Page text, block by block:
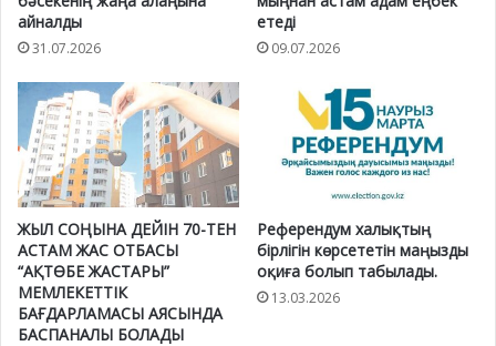
айналды
31.07.2026
етеді
09.07.2026
ЖЫЛ СОҢЫНА ДЕЙІН 70-ТЕН
АСТАМ ЖАС ОТБАСЫ
“АҚТӨБЕ ЖАСТАРЫ”
МЕМЛЕКЕТТІК
БАҒДАРЛАМАСЫ АЯСЫНДА
БАСПАНАЛЫ БОЛАДЫ
Референдум халықтың
бірлігін көрсететін маңызды
оқиға болып табылады.
13.03.2026